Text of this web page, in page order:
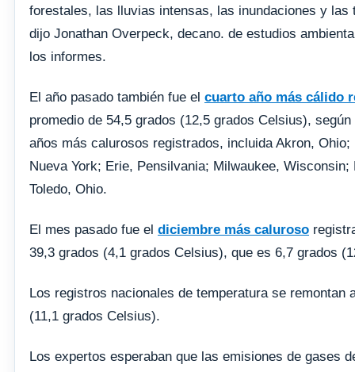
forestales, las lluvias intensas, las inundaciones y
dijo Jonathan Overpeck, decano. de estudios
los informes.
El año pasado también fue el cuarto año más cálido
promedio de 54,5 grados (12,5 grados Celsius),
años más calurosos registrados, incluida Akron,
Nueva York; Erie, Pensilvania; Milwaukee,
Toledo, Ohio.
El mes pasado fue el diciembre más caluroso
39,3 grados (4,1 grados Celsius), que es 6,7 grados
Los registros nacionales de temperatura se
(11,1 grados Celsius).
Los expertos esperaban que las emisiones de gases